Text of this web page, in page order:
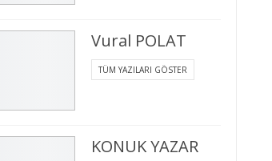
Vural POLAT
TÜM YAZILARI GÖSTER
KONUK YAZAR